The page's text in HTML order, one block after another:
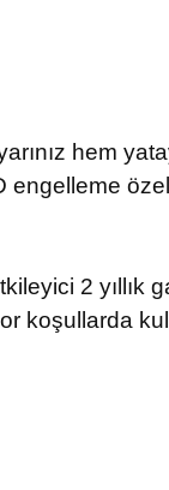
hem
engelleme
2 yıllık
koşullarda